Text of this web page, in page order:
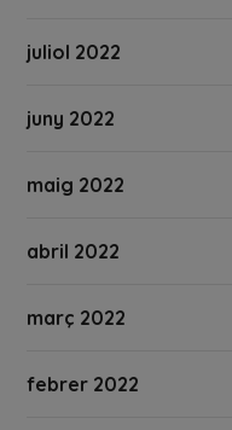
juliol 2022
juny 2022
maig 2022
abril 2022
març 2022
febrer 2022